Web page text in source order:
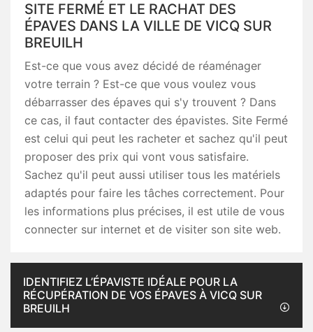
SITE FERMÉ ET LE RACHAT DES
ÉPAVES DANS LA VILLE DE VICQ SUR
BREUILH
Est-ce que vous avez décidé de réaménager
votre terrain ? Est-ce que vous voulez vous
débarrasser des épaves qui s'y trouvent ? Dans
ce cas, il faut contacter des épavistes. Site Fermé
est celui qui peut les racheter et sachez qu'il peut
proposer des prix qui vont vous satisfaire.
Sachez qu'il peut aussi utiliser tous les matériels
adaptés pour faire les tâches correctement. Pour
les informations plus précises, il est utile de vous
connecter sur internet et de visiter son site web.
IDENTIFIEZ L’ÉPAVISTE IDÉALE POUR LA
RÉCUPÉRATION DE VOS ÉPAVES À VICQ SUR
BREUILH